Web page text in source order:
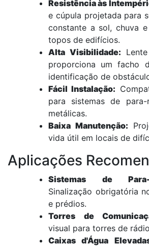
Resistência às
e cúpula projetada para
constante a sol, chuva
topos de edifícios.
Alta Visibilidade:
proporciona um facho
identificação de
Fácil Instalação:
para sistemas de
metálicas.
Baixa Manutenção:
vida útil em locais de
Aplicações
Sistemas de
Sinalização obrigatória
e prédios.
Torres de
visual para torres de
Caixas d'Água